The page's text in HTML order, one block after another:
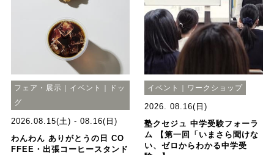
フェア・展示｜イベント｜ドッ
グ
2026.08.15(土) - 08.16(日)
わんわん ありがとうの日 CO
FFEE・出張コーヒースタンド
イベント｜ワークショップ
2026. 08.16(日)
塾クセジュ 中学受験フォーラ
ム 【第一回「いまさら聞けな
い、ゼロからわかる中学受